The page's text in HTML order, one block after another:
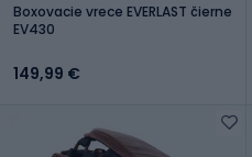
Boxovacie vrece EVERLAST čierne
EV430
149,99 €